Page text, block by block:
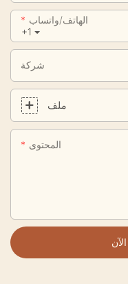
+1
الهاتف/واتساب
شركة
ملف
المحتوى